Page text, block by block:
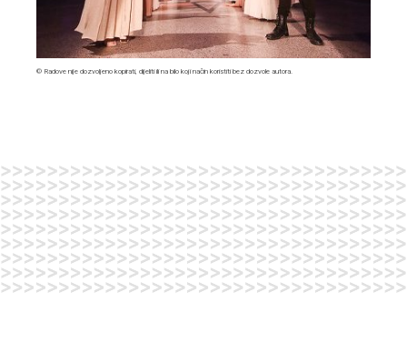
© Radove nije dozvoljeno kopirati, dijeliti ili na bilo koji način koristiti bez dozvole autora.